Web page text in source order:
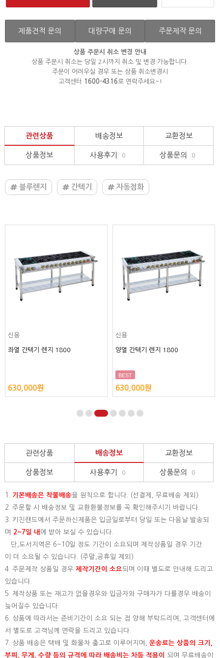
제품견적 문의 대량구매 문의 주문제작 문의
상품 주문시 취소 변경 안내
상품 주문시 취소는 당일 2시까지 취소 및 변경 가능합니다.
주문이 어려우실 경우 또는 상품 취소변경시
고객센터
1600-4316로 연락주세요~!
관련상품 배송정보 교환정보
상품정보 사용후기 0 상품문의 0
블루렌지 간텍기 자동점화
신용
좌열 간텍기 렌지 1800
630,000원
신용
양열 간텍기 렌지 1800
BEST
630,000원
관련상품 배송정보 교환정보
상품정보 사용후기 0 상품문의 0
1. 기본배송은 착불배송을 원칙으로 합니다. (선결제, 무료배송 제외)
2. 주문할 시 배송정보 및 교환환불정보를 꼭 확인해주시기 바랍니다.
3. 키친랜드에서 주문하신제품은 입금일로부터 당일 또는 다음날 발송되
며
2~7일 내 에 받아 보실 수 있습니다.
단,도서지역은 6~10일 정도 기간이 소요되며 제작상품일 경우 기간
이 더 소요될 수 있습니다. (주말,공휴일 제외)
4. 주문제작 상품일 경우 제작기간이 소요되며 이때 별도로 안내해 드리고
있습니다.
5. 제작상품 또는 재고가 없을경우와 입금자와 구매자가 다를경우 배송이
늦어질수 있습니다.
6. 상품에 따라서는 준비기간이 소요 되는 점 양해 부탁드리며, 고객센터에
서 별도로 고객님께 연락을 드리고 있습니다.
7. 상품 배송은 택배 및 화물차 출고로 이루어지며, 운송료는 상품의 크기,
부피, 무게, 수량 등의 규격에 따라 배송비는 차등 적용이
되며 무료배송이